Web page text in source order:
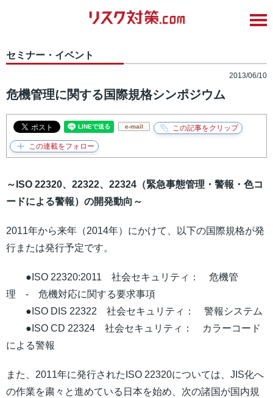
セミナー・イベント
2013/06/10
危機管理に関する国際規格シンポジウム
e-mail
～ISO 22320、22322、22324（緊急事態管理・警報・色コ
ードによる警報）の開発動向～
2011年から来年（2014年）にかけて、以下の国際規格が発
行または発行予定です。
●ISO 22320:2011 社会セキュリティ： 危機管
理 - 危機対応に関する要求事項
●ISO DIS 22322 社会セキュリティ： 警報システム
●ISO CD 22324 社会セキュリティ： カラーコード
による警報
また、2011年に発行されたISO 22320については、JIS化へ
の作業を粛々と進めている日本を始め、次の諸国が国内規